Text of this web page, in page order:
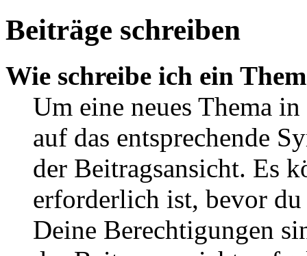
Beiträge schreiben
Wie schreibe ich ein
Um eine neues Thema
auf das entsprechende
der Beitragsansicht. Es
erforderlich ist, bevor
Deine Berechtigungen